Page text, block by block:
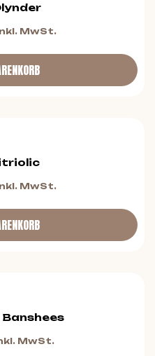
MwSt.
MwSt.
MwSt.